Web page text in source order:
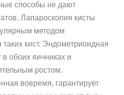
способы не дают
Лапароскопия кисты
методом
таких кист. Эндометриоидная
в обоих яичниках и
ростом.
вовремя, гарантирует